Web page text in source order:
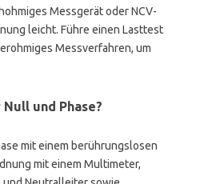
Messgerät oder NCV-
leicht. Führe einen Lasttest
Messverfahren, um
und Phase?
mit einem berührungslosen
mit einem Multimeter,